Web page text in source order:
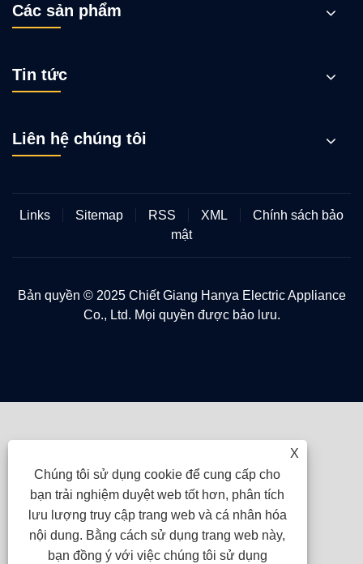
Các sản phẩm
Tin tức
Liên hệ chúng tôi
Links Sitemap RSS XML
Chính sách bảo
mật
Bản quyền © 2025 Chiết Giang Hanya Electric Appliance
Co., Ltd. Mọi quyền được bảo lưu.
X
Chúng tôi sử dụng cookie để cung cấp cho
bạn trải nghiệm duyệt web tốt hơn, phân tích
lưu lượng truy cập trang web và cá nhân hóa
nội dung. Bằng cách sử dụng trang web này,
bạn đồng ý với việc chúng tôi sử dụng